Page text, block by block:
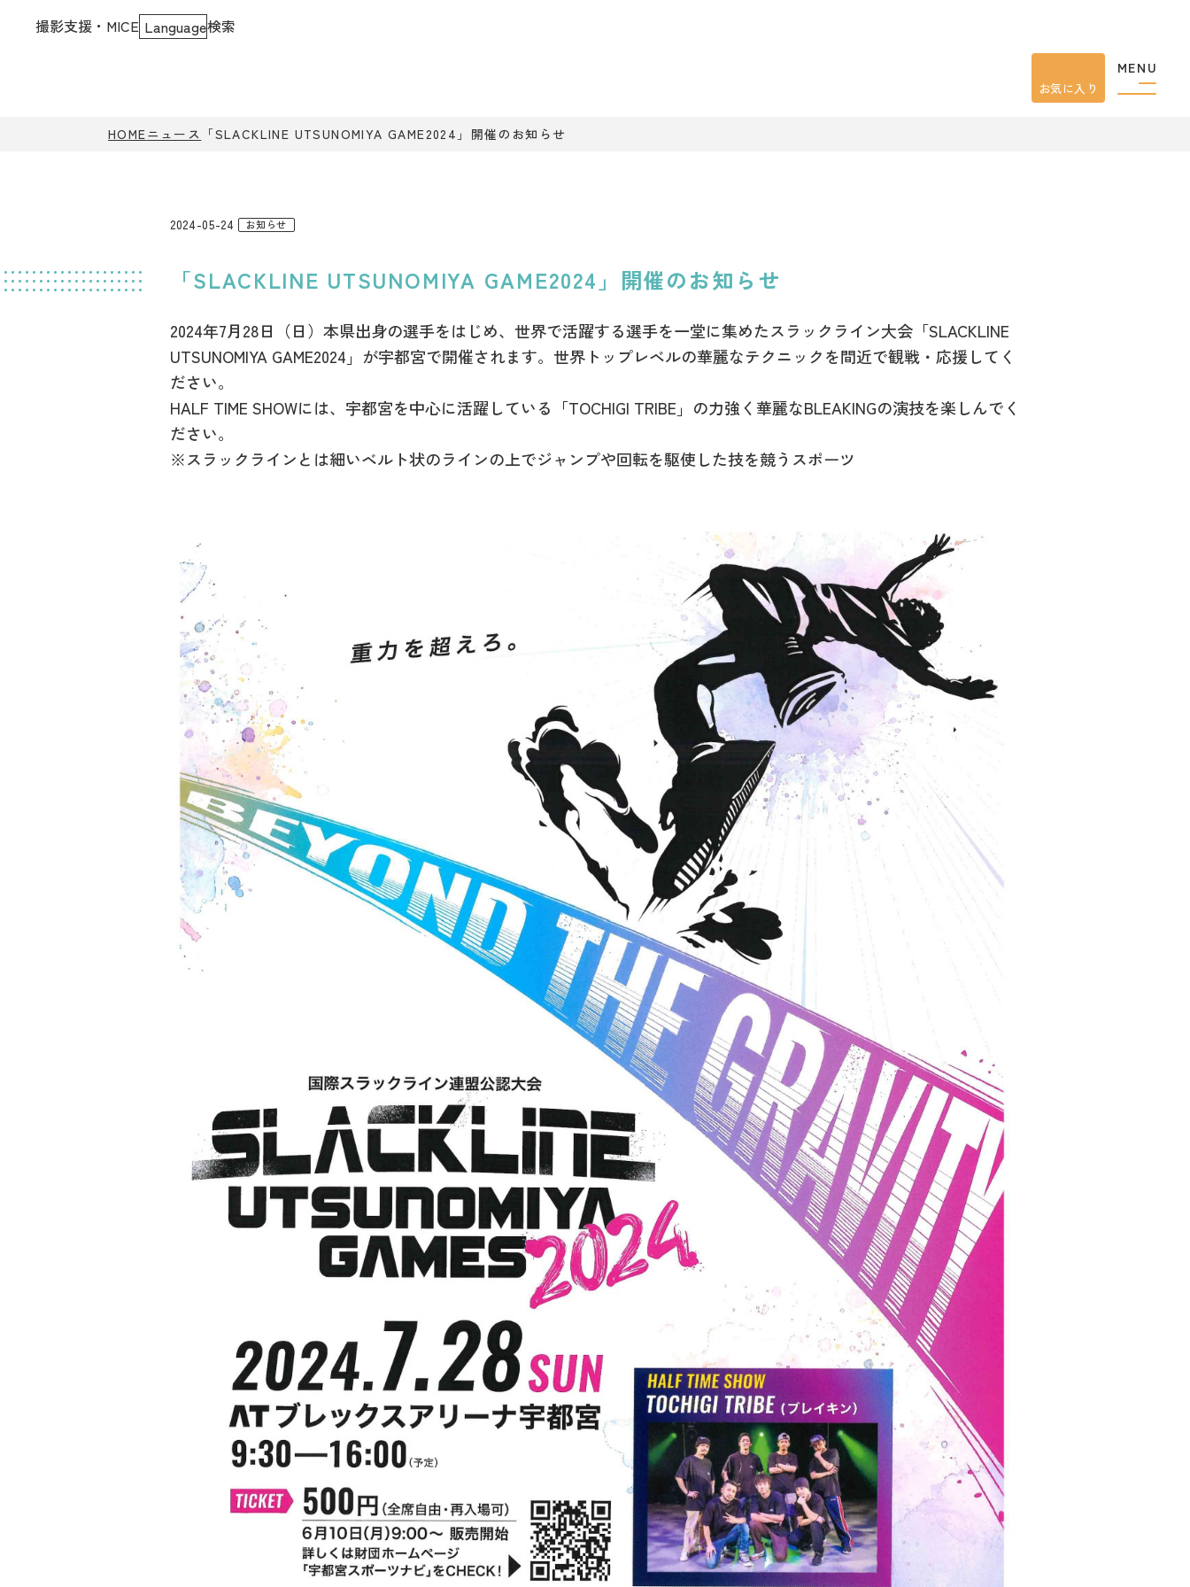
MENU
撮影支援・MICE Language検索
お気に入り
HOMEニュース 「SLACKLINE UTSUNOMIYA GAME2024」開催のお知らせ
「SLACKLINE UTSUNOMIYA GAME2024」開催のお知らせ
2024-05-24 お知らせ
2024年7月28日（日）本県出身の選手をはじめ、世界で活躍する選手を一堂に集めたスラックライン大会「SLACKLINE
UTSUNOMIYA GAME2024」が宇都宮で開催されます。世界トップレベルの華麗なテクニックを間近で観戦・応援してく
ださい。
HALF TIME SHOWには、宇都宮を中心に活躍している「TOCHIGI TRIBE」の力強く華麗なBLEAKINGの演技を楽しんでく
ださい。
※スラックラインとは細いベルト状のラインの上でジャンプや回転を駆使した技を競うスポーツ